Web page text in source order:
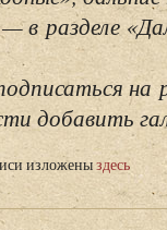
в разделе
на
добавить
изложеныздесь